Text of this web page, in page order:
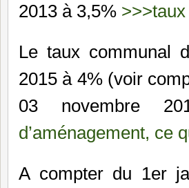
2013 à 3,5%
Le taux communal
2015 à 4% (voir
03 novembre
d’aménagement, ce
A compter du 1er